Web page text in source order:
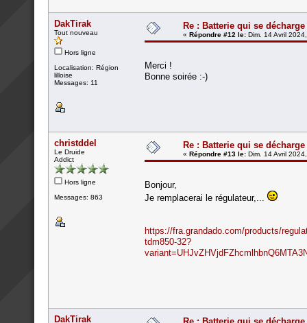
DakTirak
Tout nouveau
Hors ligne
Localisation: Région
lilloise
Messages: 11
Re : Batterie qui se
« Répondre #12 le: Dim. 14 Avril
Merci !
Bonne soirée :-)
christddel
Le Druide
Addict
Hors ligne
Messages: 863
Re : Batterie qui se
« Répondre #13 le: Dim. 14 Avril
Bonjour,
Je remplacerai le régulateur,...
https://fra.grandado.com/products/
tdm850-32?
DakTirak